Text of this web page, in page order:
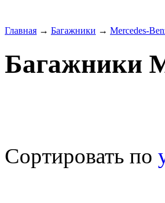
Главная → Багажники → Mercedes-
Багажники
Сортировать по